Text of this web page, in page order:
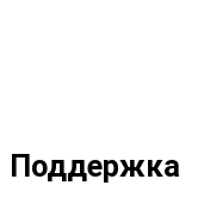
Поддержка